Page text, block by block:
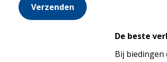
Verzenden
De beste
Bij biedingen